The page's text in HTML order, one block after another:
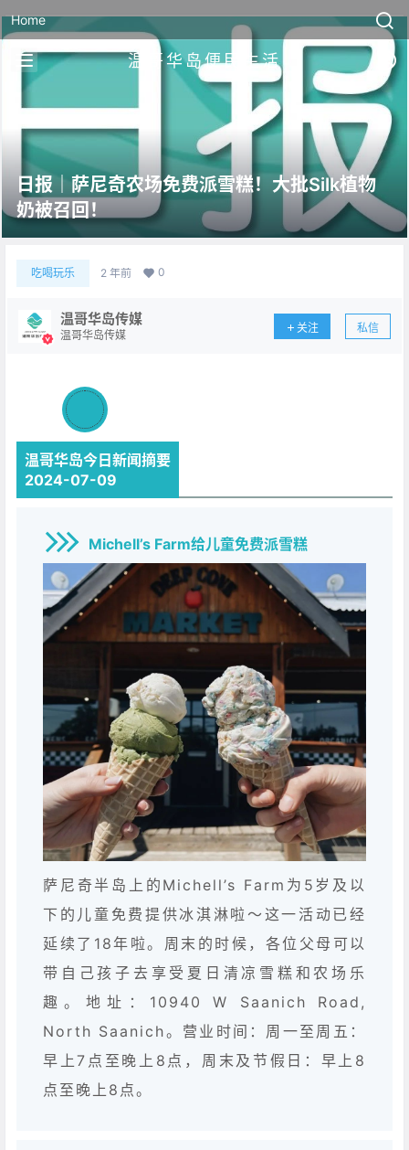
Home
温哥华岛便民生活
日报｜萨尼奇农场免费派雪糕！大批Silk植物
奶被召回！
吃喝玩乐 2 年前 0
温哥华岛传媒
温哥华岛传媒
关注 私信
温哥华岛今日新闻摘要
2024-07-09
Michell’s Farm给儿童免费派雪糕
萨尼奇半岛上的Michell’s Farm为5岁及以
下的儿童免费提供冰淇淋啦～这一活动已经
延续了18年啦。周末的时候，各位父母可以
带自己孩子去享受夏日清凉雪糕和农场乐
趣。地址：10940 W Saanich Road,
North Saanich。 营业时间： 周一至周五：
早上7点至晚上8点，周末及节假日： 早上8
点至晚上8点。